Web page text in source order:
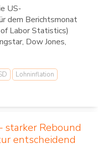
US-
dem Berichtsmonat
Labor Statistics)
Dow Jones,
Lohninflation
starker Rebound
entscheidend